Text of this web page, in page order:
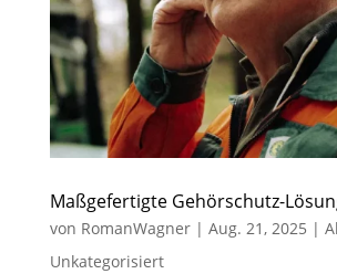
Maßgefertigte Gehörschutz-
von RomanWagner| Aug. 21, 2025 |
Unkategorisiert